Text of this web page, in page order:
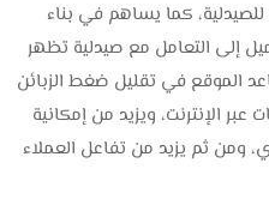
كما يساهم في بناء
إلى التعامل مع صيدلية تظهر
الموقع في تقليل ضغط الزبائن
الإنترنت، ويزيد من إمكانية
ثم يزيد من تفاعل العملاء